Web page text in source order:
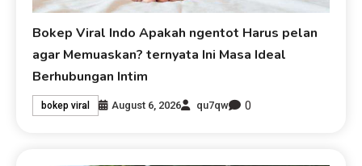
Bokep Viral Indo Apakah ngentot Harus pelan
agar Memuaskan? ternyata Ini Masa Ideal
Berhubungan Intim
bokep viral August 6, 2026 qu7qw 0